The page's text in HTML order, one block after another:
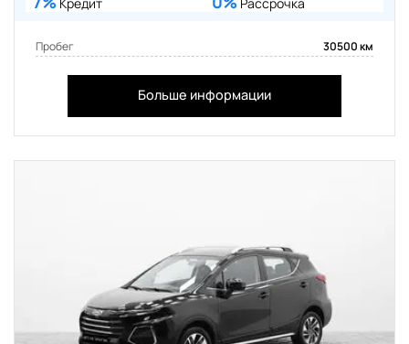
Пробег 30500 км
Больше информации